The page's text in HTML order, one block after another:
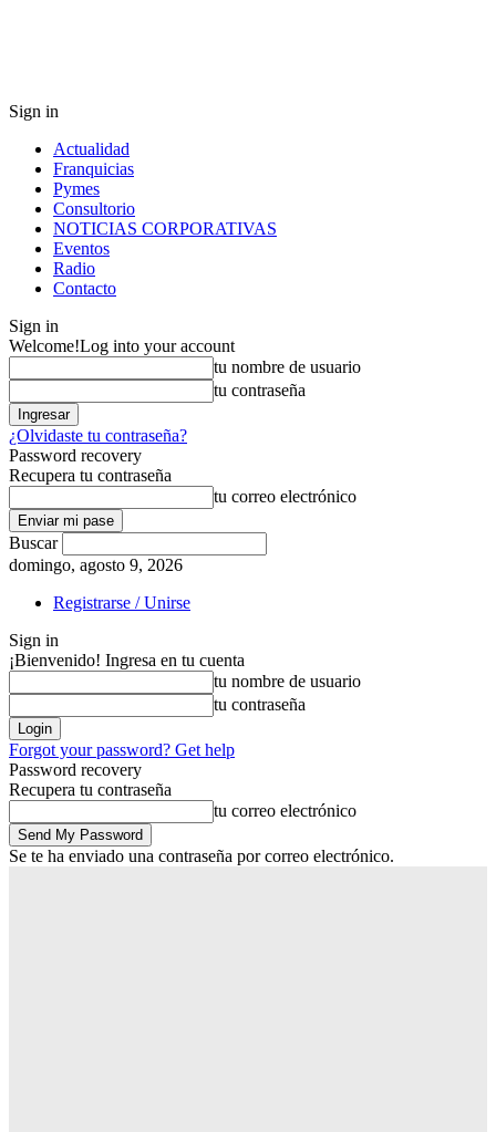
Sign in
Actualidad
Franquicias
Pymes
Consultorio
NOTICIAS CORPORATIVAS
Eventos
Radio
Contacto
Sign in
Welcome!Log into your account
tu nombre de usuario
tu contraseña
¿Olvidaste tu contraseña?
Password recovery
Recupera tu contraseña
tu correo electrónico
Buscar
domingo, agosto 9, 2026
Registrarse / Unirse
Sign in
¡Bienvenido! Ingresa en tu cuenta
tu nombre de usuario
tu contraseña
Forgot your password? Get help
Password recovery
Recupera tu contraseña
tu correo electrónico
Se te ha enviado una contraseña por correo electrónico.